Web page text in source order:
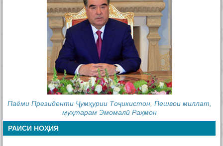
Паёми Президенти Ҷумҳурии Тоҷикистон, Пешвои миллат,
муҳтарам Эмомалӣ Раҳмон
РАИСИ НОҲИЯ